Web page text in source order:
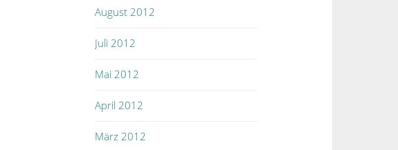
August 2012
Juli 2012
Mai 2012
April 2012
März 2012